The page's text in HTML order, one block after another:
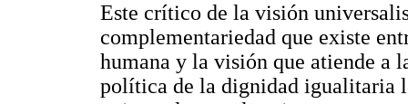
Este crítico de la visión
complementariedad que existe
humana y la visión que atiende a
política de la dignidad igualitaria